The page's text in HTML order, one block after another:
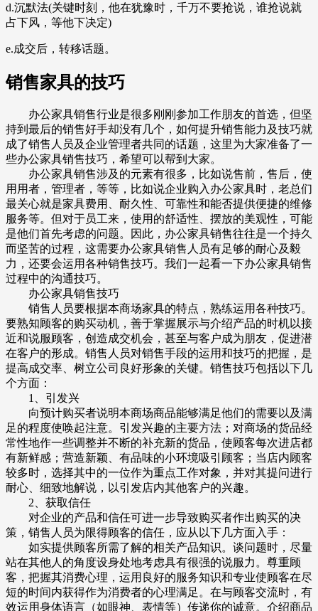
d.沉默法(关键时刻，他在犹豫时，千万不要抢说，谁抢说就
占下风，等他下决定)
e.成交后，转移话题。
销售家具的技巧
办公家具销售行业是很多刚刚参加工作朋友的首选，但坚
持到最后的销售好手却没有几个，如何提升销售能力及技巧就
成了销售人员及企业管理者共同的话题，这里为大家准备了一
些办公家具销售技巧，希望可以帮到大家。
办公家具销售涉及的元素有很多，比如说售前，售后，使
用用者，管理者，等等，比如说企业购入办公家具时，老总们
最关心就是家具费用、耐久性、可靠性和能否提供便捷的维修
服务等。但对于员工来，使用的舒适性、摆放的美观性，可能
是他们首先考虑的问题。因此，办公家具销售往往是一个持久
而坚苦的过程，这需要办公家具销售人员有足够的耐心及毅
力，还要会运用各种销售技巧。我们一起看一下办公家具销售
过程中的沟通技巧。
办公家具销售技巧
销售人员要根据本商场家具的特点，熟练运用各种技巧。
要熟知顾客的购买动机，善于掌握展示与介绍产品的时机以接
近和说服顾客，创造成交机会，甚至与客户成为朋友，促进潜
在客户的形成。销售人员对销售手段的运用和技巧的把握，是
提高成交率、树立公司良好形象的关键。销售技巧包括以下几
个方面：
1、引发兴
向预计购买者说明本商场商品能够满足他们的需要以及满
足的程度使唤起注意。引发兴趣的主要方法；对商场的货品经
常性地作一些调整并不断的补充新的货品，使顾客每次进店都
有新鲜感；营造新颖、有品味的小环境吸引顾客；当店内顾客
较多时，选择其中的一位作为重点工作对象，并对其提问进行
耐心、细致地解说，以引发店内其他客户的兴趣。
2、获取信任
对企业的产品和信任可进一步导致购买者作出购买的决
策，销售人员为限得顾客的信任，应从以下几方面入手：
如实提供顾客所需了解的相关产品知识。谈问题时，尽量
站在其他人的角度设身处地考虑具有很强的说服力。尊重顾
客，把握其消费心理，运用良好的服务知识和专业使顾客在尽
短的时间内获得作为消费者的心理满足。在与顾客交流时，有
效运用身体语言（如眼神、表情等）传递你的诚意。介绍商品